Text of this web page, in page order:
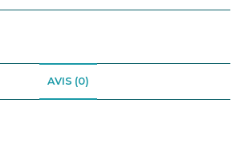
AVIS (0)